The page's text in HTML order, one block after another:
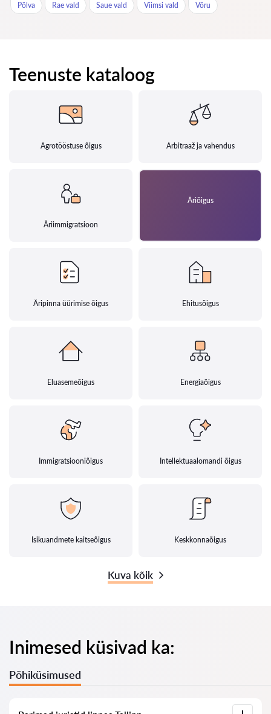
Põlva Rae vald Saue vald Viimsi vald Võru
Teenuste kataloog
Agrotööstuse õigus Arbitraaž ja vahendus
Äriimmigratsioon
Äriõigus
Äripinna üürimise õigus Ehitusõigus
Eluasemeõigus Energiaõigus
Immigratsiooniõigus Intellektuaalomandi õigus
Isikuandmete kaitseõigus Keskkonnaõigus
Kuva kõik
Inimesed küsivad ka:
Põhiküsimused